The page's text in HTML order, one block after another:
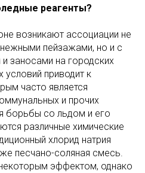
реагенты?
возникают ассоциации не
пейзажами, но и с
заносами на городских
приводит к
часто является
и прочих
борьбы со льдом и его
различные химические
хлорид натрия
песчано-соляная смесь.
эффектом, однако